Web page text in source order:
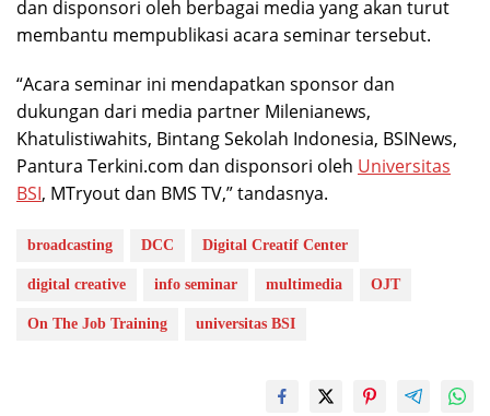
dan disponsori oleh berbagai media yang akan turut
membantu mempublikasi acara seminar tersebut.
“Acara seminar ini mendapatkan sponsor dan
dukungan dari media partner Milenianews,
Khatulistiwahits, Bintang Sekolah Indonesia, BSINews,
Pantura Terkini.com dan disponsori oleh Universitas
BSI, MTryout dan BMS TV,” tandasnya.
broadcasting DCC Digital Creatif Center
digital creative info seminar multimedia OJT
On The Job Training universitas BSI